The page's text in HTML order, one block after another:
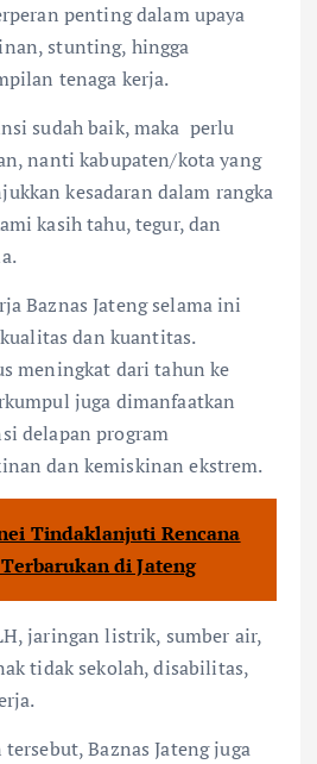
penting dalam upaya
stunting, hingga
tenaga kerja.
sudah baik, maka perlu
nanti kabupaten/kota yang
kesadaran dalam rangka
kasih tahu, tegur, dan
Baznas Jateng selama ini
dan kuantitas.
meningkat dari tahun ke
juga dimanfaatkan
delapan program
dan kemiskinan ekstrem.
Tindaklanjuti Rencana
di Jateng
jaringan listrik, sumber air,
tidak sekolah, disabilitas,
Baznas Jateng juga